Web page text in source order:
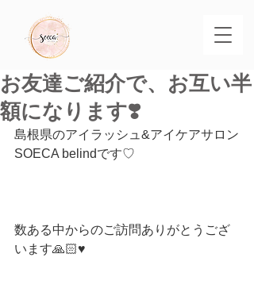
お友達ご紹介で、お互い半
額になります❣️
島根県のアイラッシュ&アイケアサロン
SOECA belindです♡
数ある中からのご訪問ありがとうござ
います🙏🏻♥️